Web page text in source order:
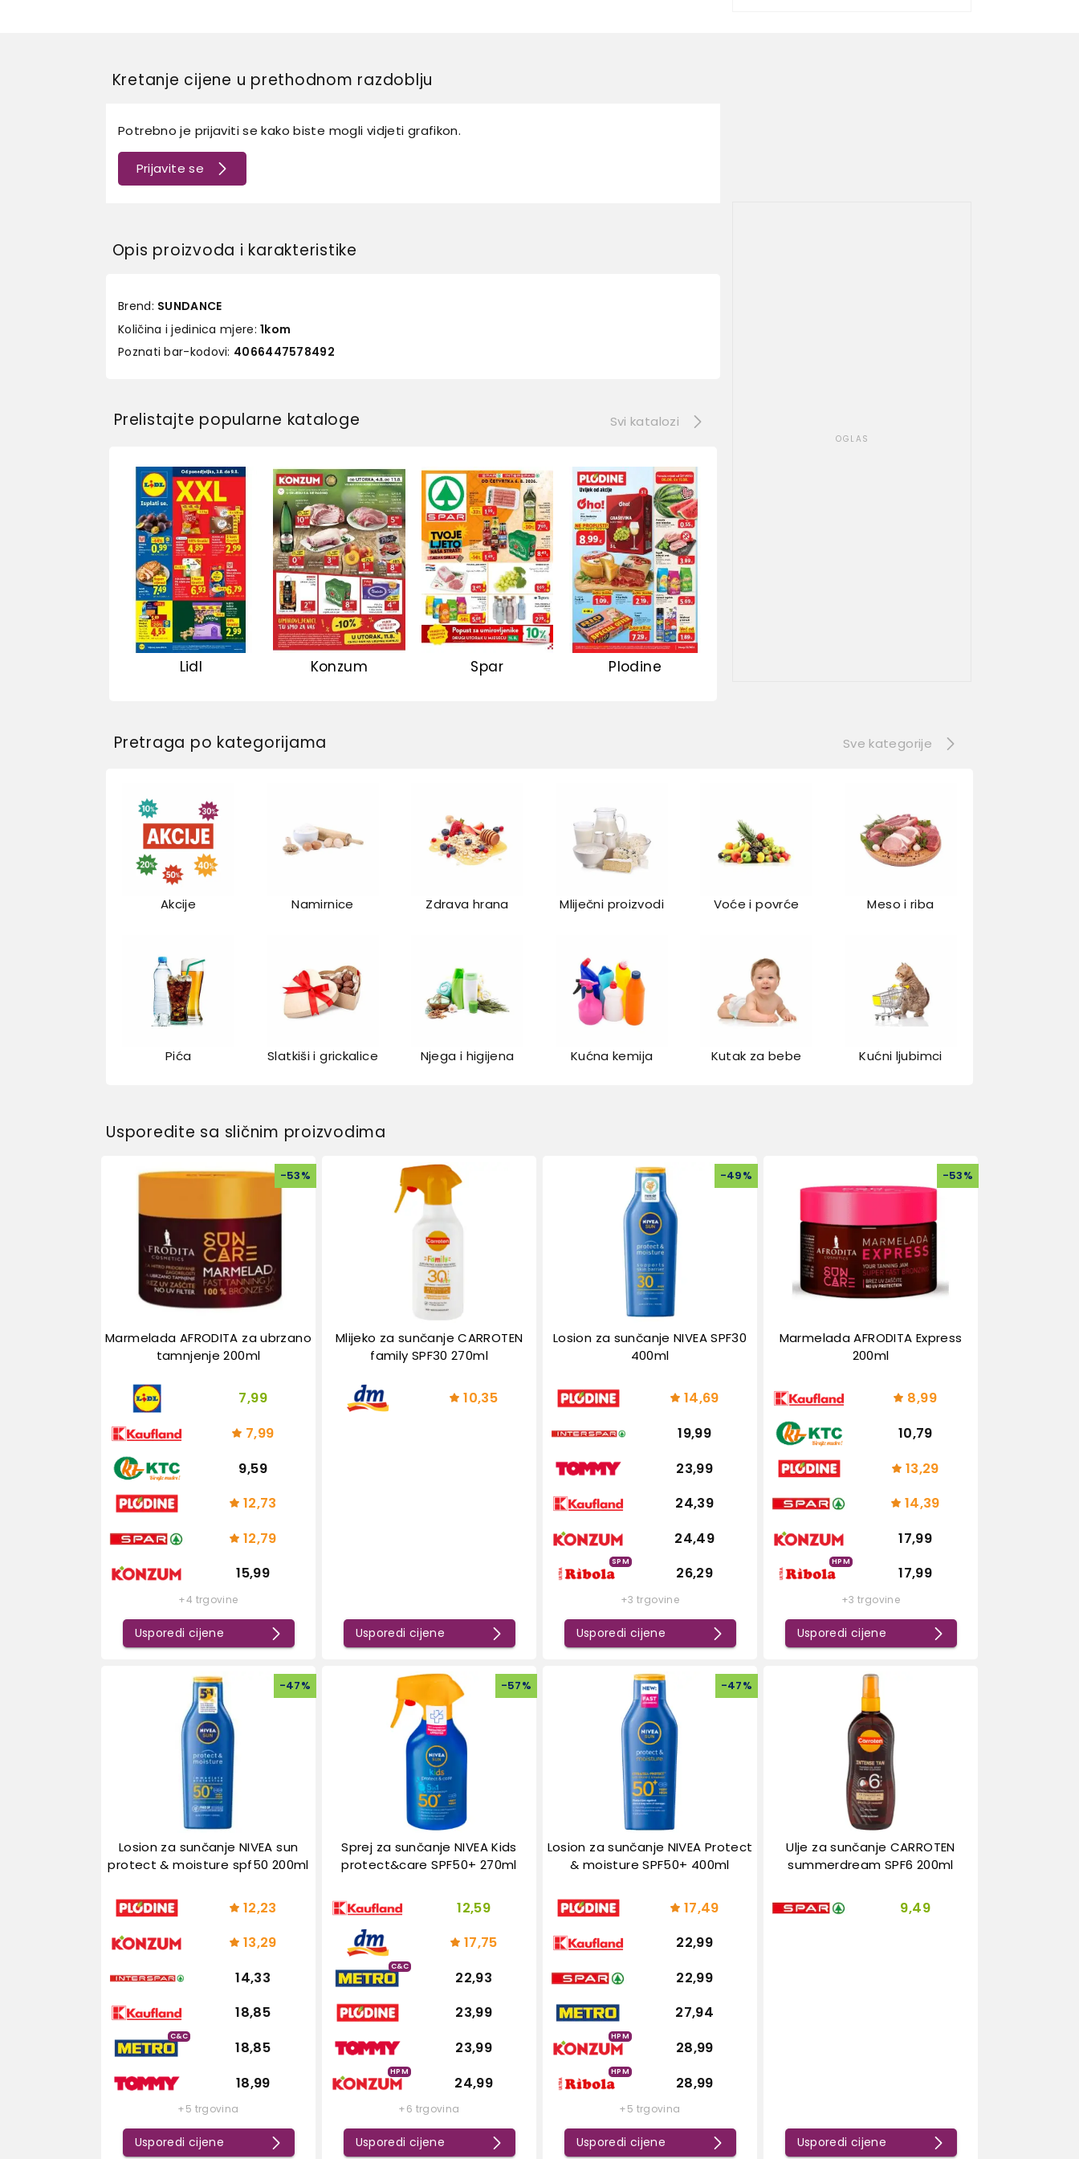
Kretanje cijene u prethodnom razdoblju
Potrebno je prijaviti se kako biste mogli vidjeti grafikon.
Prijavite se
Opis proizvoda i karakteristike
Brend: SUNDANCE
Količina i jedinica mjere:1kom
Poznati bar-kodovi: 4066447578492
Prelistajte popularne kataloge Svi katalozi
Lidl Konzum Spar Plodine
Pretraga po kategorijama Sve kategorije
Akcije Namirnice Zdrava hrana Mliječni proizvodi Voće i povrće Meso i riba
Pića Slatkiši i grickalice Njega i higijena Kućna kemija Kutak za bebe Kućni ljubimci
Usporedite sa sličnim proizvodima
-53%
Marmelada AFRODITA za ubrzano
tamnjenje 200ml
7,99
7,99
9,59
12,73
12,79
15,99
+4 trgovine
Usporedi cijene
Mlijeko za sunčanje CARROTEN
family SPF30 270ml
10,35
Usporedi cijene
-49%
Losion za sunčanje NIVEA SPF30
400ml
14,69
19,99
23,99
24,39
24,49
SPM
26,29
+3 trgovine
Usporedi cijene
-53%
Marmelada AFRODITA Express
200ml
8,99
10,79
13,29
14,39
17,99
HPM
17,99
+3 trgovine
Usporedi cijene
-47%
Losion za sunčanje NIVEA sun
protect & moisture spf50 200ml
12,23
13,29
14,33
18,85
C&C
18,85
18,99
+5 trgovina
Usporedi cijene
-57%
Sprej za sunčanje NIVEA Kids
protect&care SPF50+ 270ml
12,59
17,75
C&C
22,93
23,99
23,99
HPM
24,99
+6 trgovina
Usporedi cijene
-47%
Losion za sunčanje NIVEA Protect
& moisture SPF50+ 400ml
17,49
22,99
22,99
27,94
HPM
28,99
HPM
28,99
+5 trgovina
Usporedi cijene
Ulje za sunčanje CARROTEN
summerdream SPF6 200ml
9,49
Usporedi cijene